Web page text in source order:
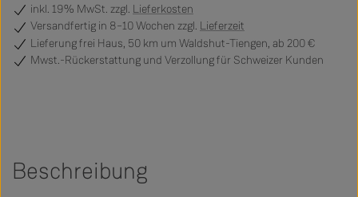
inkl. 19% MwSt. zzgl. Lieferkosten
Versandfertig in 8–10 Wochen zzgl. Lieferzeit
Lieferung frei Haus, 50 km um Waldshut-Tiengen, ab 200 €
Mwst.-Rückerstattung und Verzollung für Schweizer Kunden
Beschreibung